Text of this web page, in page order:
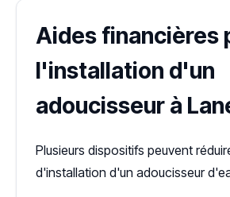
Aides financières
l'installation d'un
adoucisseur à
Plusieurs dispositifs peuvent
d'installation d'un adoucisseur